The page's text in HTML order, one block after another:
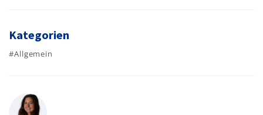
Kategorien
#Allgemein
Autor